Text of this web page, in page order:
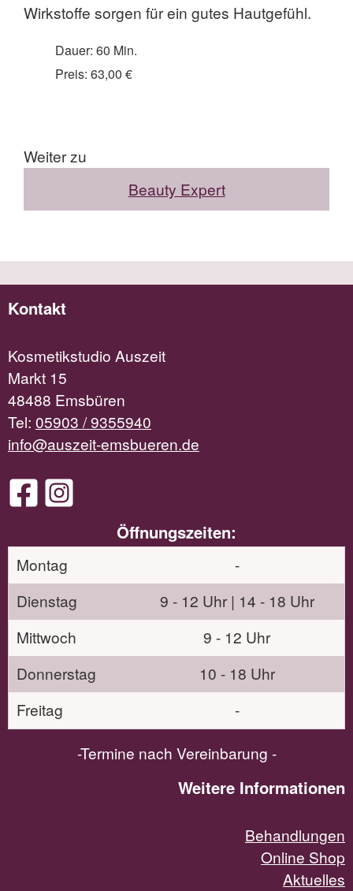
Wirkstoffe sorgen für ein gutes Hautgefühl.
Dauer: 60 Min.
Preis: 63,00 €
Weiter zu
Beauty Expert
Kontakt
Kosmetikstudio Auszeit
Markt 15
48488 Emsbüren
Tel: 05903 / 9355940
info@auszeit-emsbueren.de
Öffnungszeiten:
Montag
-
Dienstag
9 - 12 Uhr | 14 - 18 Uhr
Mittwoch
9 - 12 Uhr
Donnerstag
10 - 18 Uhr
Freitag
-
-Termine nach Vereinbarung -
Weitere Informationen
Behandlungen
Online Shop
Aktuelles